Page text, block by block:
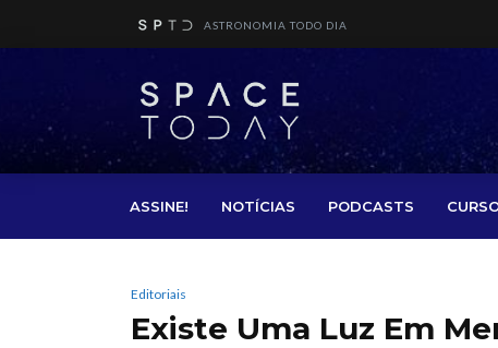
ASTRONOMIA TODO DIA
ASSINE! NOTÍCIAS PODCASTS
Editoriais
Existe Uma Luz Em